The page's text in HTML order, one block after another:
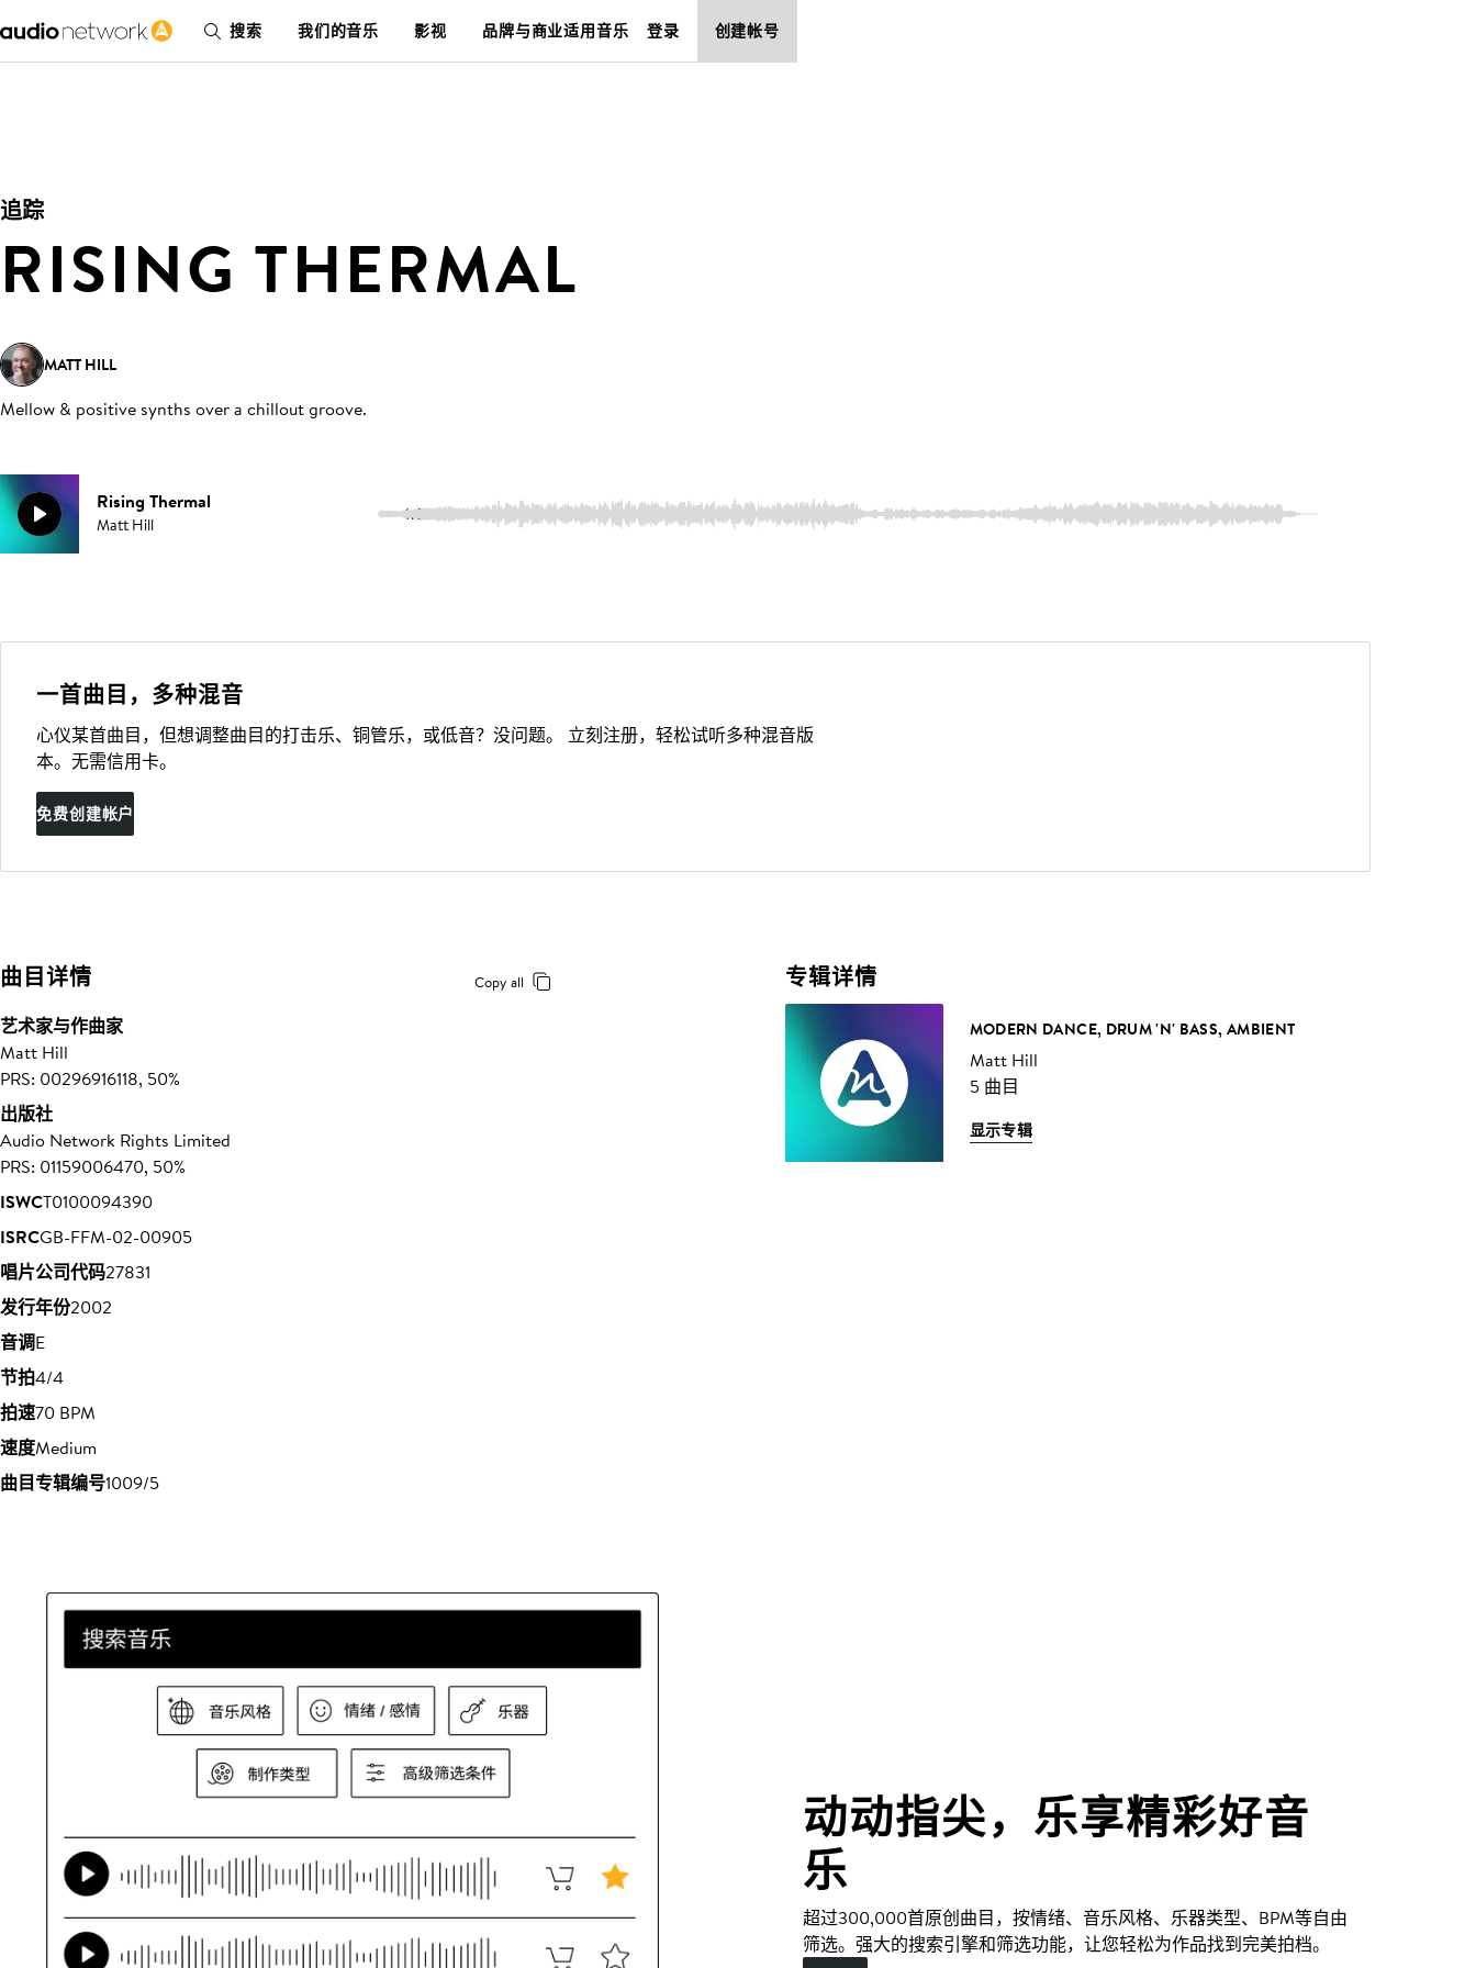
搜索 我们的音乐 影视 品牌与商业适用音乐 登录 创建帐号
追踪
RISING THERMAL
MATT HILL
Mellow & positive synths over a chillout groove.
Rising Thermal
Matt Hill 4:01
一首曲目，多种混音
心仪某首曲目，但想调整曲目的打击乐、铜管乐，或低音？没问题。 立刻注册，轻松试听多种混音版
本。无需信用卡。
免费创建帐户
曲目详情 Copy all
艺术家与作曲家
Matt Hill
PRS: 00296916118, 50%
出版社
Audio Network Rights Limited
PRS: 01159006470, 50%
ISWCT0100094390
ISRCGB-FFM-02-00905
唱片公司代码27831
发行年份2002
音调E
节拍4/4
拍速70 BPM
速度Medium
曲目专辑编号1009/5
专辑详情
MODERN DANCE, DRUM 'N' BASS, AMBIENT
Matt Hill
5 曲目
显示专辑
动动指尖，乐享精彩好音
乐
超过300,000首原创曲目，按情绪、音乐风格、乐器类型、BPM等自由
筛选。强大的搜索引擎和筛选功能，让您轻松为作品找到完美拍档。